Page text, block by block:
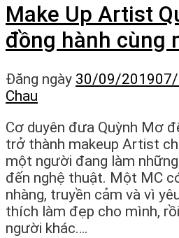
Make Up Artist
đồng hành cùng
Đăng ngày 30/09/2019
Chau
Cơ duyên đưa Quỳnh Mơ
trở thành makeup Artist
một người đang làm
đến nghệ thuật. Một MC
nhàng, truyền cảm và vì
thích làm đẹp cho mình,
người khác….